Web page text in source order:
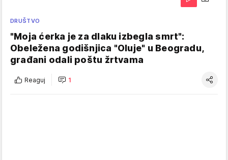
DRUŠTVO
"Moja ćerka je za dlaku izbegla smrt":
Obeležena godišnjica "Oluje" u Beogradu,
građani odali poštu žrtvama
Reaguj 1